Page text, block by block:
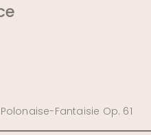
Fantaisie Op. 61